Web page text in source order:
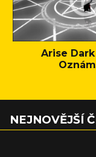
Arise
NEJNOVĚJŠÍ